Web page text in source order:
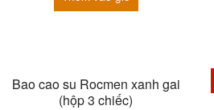
Bao cao su Rocmen xanh gai
(hộp 3 chiếc)